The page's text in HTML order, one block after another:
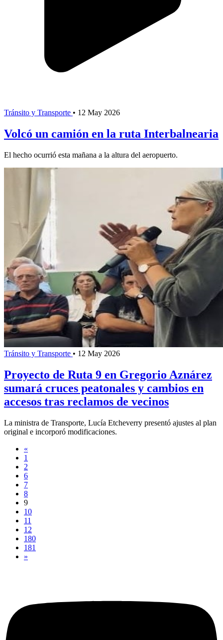
Tránsito y Transporte • 12 May 2026
Volcó un camión en la ruta Interbalnearia
El hecho ocurrió esta mañana a la altura del aeropuerto.
Tránsito y Transporte • 12 May 2026
Proyecto de Ruta 9 en Gregorio Aznárez
sumará cruces peatonales y cambios en
accesos tras reclamos de vecinos
La ministra de Transporte, Lucía Etcheverry presentó ajustes al plan
original e incorporó modificaciones.
«
1
2
6
7
8
9
10
11
12
180
181
»